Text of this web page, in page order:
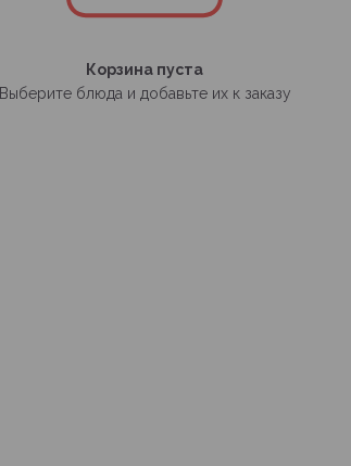
Корзина пуста
Выберите блюда и добавьте их к заказу